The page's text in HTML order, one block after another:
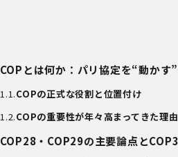
COPとは何か：パリ協定を“動かす”
COPの正式な役割と位置付け
COPの重要性が年々高まってきた理由
COP28・ COP29の主要論点と